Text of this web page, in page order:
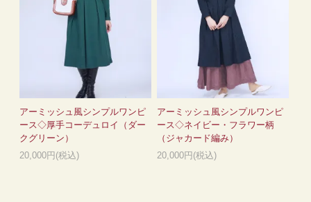
アーミッシュ風シンプルワンピ
ース◇厚手コーデュロイ（ダー
クグリーン）
20,000円(税込)
アーミッシュ風シンプルワンピ
ース◇ネイビー・フラワー柄
（ジャカード編み）
20,000円(税込)